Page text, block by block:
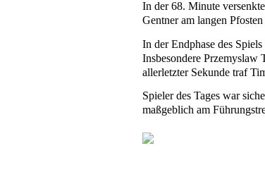
In der 68. Minute
Gentner am langen
In der Endphase des
Insbesondere Przemyslaw
allerletzter Sekunde traf
Spieler des Tages war
maßgeblich am